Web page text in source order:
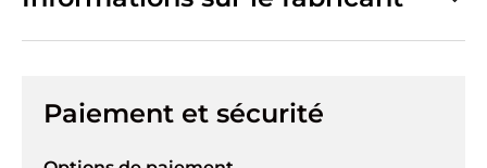
Paiement et sécurité